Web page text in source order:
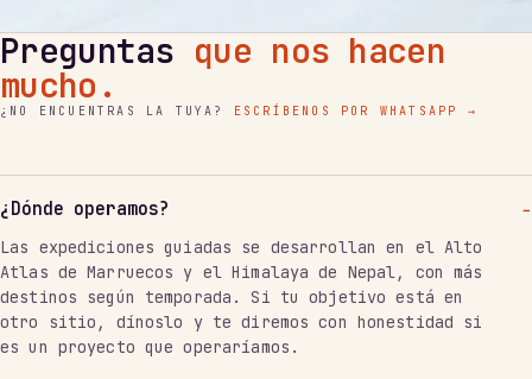
Preguntas que nos hacen
mucho.
¿NO ENCUENTRAS LA TUYA? ESCRÍBENOS POR WHATSAPP →
¿Dónde operamos?
Las expediciones guiadas se desarrollan en el Alto
Atlas de Marruecos y el Himalaya de Nepal, con más
destinos según temporada. Si tu objetivo está en
otro sitio, dínoslo y te diremos con honestidad si
es un proyecto que operaríamos.